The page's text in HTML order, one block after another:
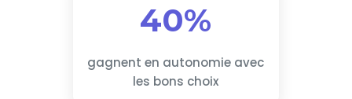
40%
gagnent en autonomie avec
les bons choix